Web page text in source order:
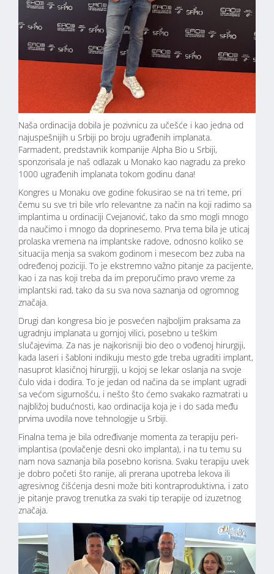
Naša ordinacija dobila je pozivnicu za učešće i kao jedna od
najuspešnijih u Srbiji po broju ugrađenih implanata.
Farmadent, predstavnik kompanije Alpha Bio u Srbiji,
sponzorisala je naš odlazak u Monako kao nagradu za preko
1000 ugrađenih implanata tokom godinu dana!
Kongres u Monaku ove godine fokusirao se na tri teme, pri
čemu su sve tri bile vrlo relevantne za način na koji radimo sa
implantima u ordinaciji Cvejanović, tako da smo mogli mnogo
da naučimo i mnogo da doprinesemo. Prva tema bila je uticaj
prolaska vremena na implantske radove, odnosno koliko se
situacija menja sa svakom godinom i mesecom bez zuba na
određenoj poziciji. To je ekstremno važno pitanje za pacijente,
kao i za nas koji treba da im preporučimo pravo vreme za
implantski rad, tako da su sva nova saznanja od ogromnog
značaja.
Drugi dan kongresa bio je posvećen najboljim praksama za
ugradnju implanata u gornjoj vilici, posebno u teškim
slučajevima. Za nas je najkorisniji bio deo o vođenoj hirurgiji,
kada laseri i šabloni indikuju mesto gde treba ugraditi implant,
nasuprot klasičnoj hirurgiji, u kojoj se lekar oslanja na svoje
čulo vida i dodira. To je jedan od načina da se implant ugradi
sa većom sigurnošću, i nešto što ćemo svakako razmatrati u
najbližoj budućnosti, kao ordinacija koja je i do sada među
prvima uvodila nove tehnologije u Srbiji.
Finalna tema je bila određivanje momenta za terapiju peri-
implantisa (povlačenje desni oko implanta), i na tu temu su
nam nova saznanja bila posebno korisna. Svaku terapiju uvek
je dobro početi što ranije, ali prerana upotreba lekova ili
agresivnog čišćenja desni može biti kontraproduktivna, i zato
je pitanje pravog trenutka za svaki tip terapije od izuzetnog
značaja.